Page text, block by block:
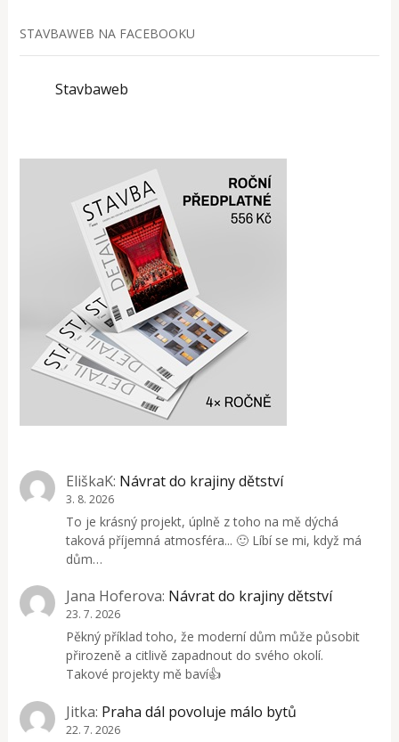
STAVBAWEB NA FACEBOOKU
Stavbaweb
EliškaK: Návrat do krajiny dětství
3. 8. 2026
To je krásný projekt, úplně z toho na mě dýchá
taková příjemná atmosféra... 🙂 Líbí se mi, když má
dům…
Jana Hoferova: Návrat do krajiny dětství
23. 7. 2026
Pěkný příklad toho, že moderní dům může působit
přirozeně a citlivě zapadnout do svého okolí.
Takové projekty mě baví👍
Jitka: Praha dál povoluje málo bytů
22. 7. 2026